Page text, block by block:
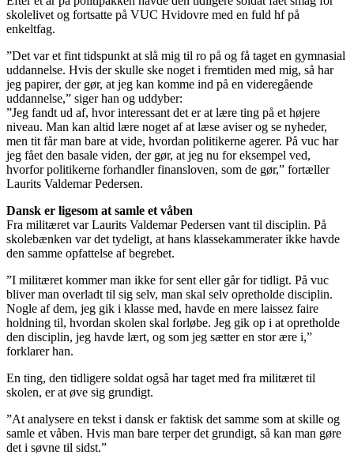
skolelivet og fortsatte på VUC Hvidovre med en fuld hf på
enkeltfag.
”Det var et fint tidspunkt at slå mig til ro på og få taget en gymnasial
uddannelse. Hvis der skulle ske noget i fremtiden med mig, så har
jeg papirer, der gør, at jeg kan komme ind på en videregående
uddannelse,” siger han og uddyber:
”Jeg fandt ud af, hvor interessant det er at lære ting på et højere
niveau. Man kan altid lære noget af at læse aviser og se nyheder,
men tit får man bare at vide, hvordan politikerne agerer. På vuc har
jeg fået den basale viden, der gør, at jeg nu for eksempel ved,
hvorfor politikerne forhandler finansloven, som de gør,” fortæller
Laurits Valdemar Pedersen.
Dansk er ligesom at samle et våben
Fra militæret var Laurits Valdemar Pedersen vant til disciplin. På
skolebænken var det tydeligt, at hans klassekammerater ikke havde
den samme opfattelse af begrebet.
”I militæret kommer man ikke for sent eller går for tidligt. På vuc
bliver man overladt til sig selv, man skal selv opretholde disciplin.
Nogle af dem, jeg gik i klasse med, havde en mere laissez faire
holdning til, hvordan skolen skal forløbe. Jeg gik op i at opretholde
den disciplin, jeg havde lært, og som jeg sætter en stor ære i,”
forklarer han.
En ting, den tidligere soldat også har taget med fra militæret til
skolen, er at øve sig grundigt.
”At analysere en tekst i dansk er faktisk det samme som at skille og
samle et våben. Hvis man bare terper det grundigt, så kan man gøre
det i søvne til sidst.”